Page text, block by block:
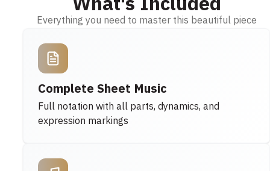
Everything you need to master this beautiful piece
Complete Sheet Music
Full notation with all parts, dynamics, and
expression markings